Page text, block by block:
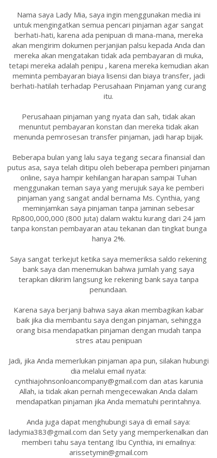
Nama saya Lady Mia, saya ingin menggunakan media ini
untuk mengingatkan semua pencari pinjaman agar sangat
berhati-hati, karena ada penipuan di mana-mana, mereka
akan mengirim dokumen perjanjian palsu kepada Anda dan
mereka akan mengatakan tidak ada pembayaran di muka,
tetapi mereka adalah penipu , karena mereka kemudian akan
meminta pembayaran biaya lisensi dan biaya transfer, jadi
berhati-hatilah terhadap Perusahaan Pinjaman yang curang
itu.
Perusahaan pinjaman yang nyata dan sah, tidak akan
menuntut pembayaran konstan dan mereka tidak akan
menunda pemrosesan transfer pinjaman, jadi harap bijak.
Beberapa bulan yang lalu saya tegang secara finansial dan
putus asa, saya telah ditipu oleh beberapa pemberi pinjaman
online, saya hampir kehilangan harapan sampai Tuhan
menggunakan teman saya yang merujuk saya ke pemberi
pinjaman yang sangat andal bernama Ms. Cynthia, yang
meminjamkan saya pinjaman tanpa jaminan sebesar
Rp800,000,000 (800 juta) dalam waktu kurang dari 24 jam
tanpa konstan pembayaran atau tekanan dan tingkat bunga
hanya 2%.
Saya sangat terkejut ketika saya memeriksa saldo rekening
bank saya dan menemukan bahwa jumlah yang saya
terapkan dikirim langsung ke rekening bank saya tanpa
penundaan.
Karena saya berjanji bahwa saya akan membagikan kabar
baik jika dia membantu saya dengan pinjaman, sehingga
orang bisa mendapatkan pinjaman dengan mudah tanpa
stres atau penipuan
Jadi, jika Anda memerlukan pinjaman apa pun, silakan hubungi
dia melalui email nyata:
cynthiajohnsonloancompany@gmail.com dan atas karunia
Allah, ia tidak akan pernah mengecewakan Anda dalam
mendapatkan pinjaman jika Anda mematuhi perintahnya.
Anda juga dapat menghubungi saya di email saya:
ladymia383@gmail.com dan Sety yang memperkenalkan dan
memberi tahu saya tentang Ibu Cynthia, ini emailnya:
arissetymin@gmail.com